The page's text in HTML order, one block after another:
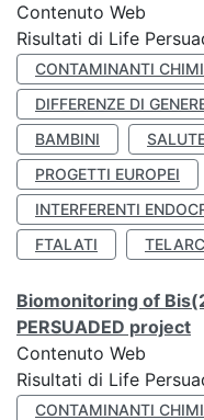
Contenuto Web
Risultati di Life
CONTAMINANTI
DIFFERENZE DI
BAMBINI
PROGETTI EUROPEI
INTERFERENTI
FTALATI
Biomonitoring of
PERSUADED project
Contenuto Web
Risultati di Life
CONTAMINANTI